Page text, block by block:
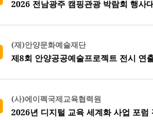
2026 전남광주 캠핑관광 박람회 행사
(재)안양문화예술재단
제8회 안양공공예술프로젝트 전시 연
(사)에이펙국제교육협력원
2026년 디지털 교육 세계화 사업 포럼